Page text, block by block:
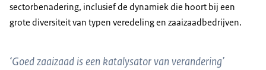
sectorbenadering, inclusief de dynamiek die hoort bij een
grote diversiteit van typen veredeling en zaaizaadbedrijven.
‘Goed zaaizaad is een katalysator van verandering’